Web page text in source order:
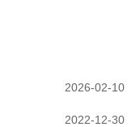
2026-02-10
2022-12-30